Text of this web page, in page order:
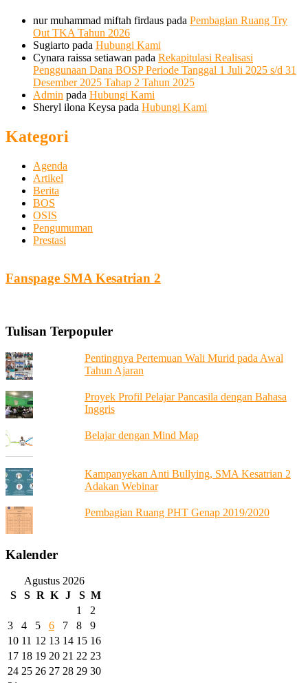
nur muhammad miftah firdaus pada Pembagian Ruang Try
Out TKA Tahun 2026
Sugiarto pada Hubungi Kami
Cynara raissa setiawan pada Rekapitulasi Realisasi
Penggunaan Dana BOSP Periode Tanggal 1 Juli 2025 s/d 31
Desember 2025 Tahap 2 Tahun 2025
Admin pada Hubungi Kami
Sheryl ilona Keysa pada Hubungi Kami
Kategori
Agenda
Artikel
Berita
BOS
OSIS
Pengumuman
Prestasi
Fanspage SMA Kesatrian 2
Tulisan Terpopuler
Pentingnya Pertemuan Wali Murid pada Awal
Tahun Ajaran
Proyek Profil Pelajar Pancasila dengan Bahasa
Inggris
Belajar dengan Mind Map
Kampanyekan Anti Bullying, SMA Kesatrian 2
Adakan Webinar
Pembagian Ruang PHT Genap 2019/2020
Kalender
Agustus 2026
S
S R K J S M
1
2
3
4 5 6 7 8
9
10 11 12 13 14 15 16
17 18 19 20 21 22 23
24 25 26 27 28 29 30